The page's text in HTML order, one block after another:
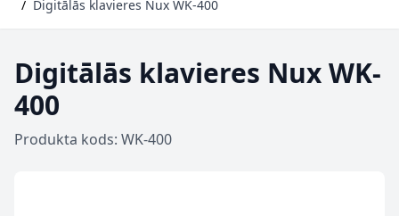
/ Digitālās klavieres Nux WK-400
Digitālās klavieres Nux WK-
400
Produkta kods: WK-400